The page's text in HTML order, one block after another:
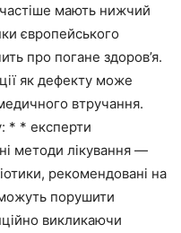
мають нижчий
європейського
про погане здоров’я.
як дефекту може
втручання.
* * експерти
методи лікування —
рекомендовані на
можуть порушити
викликаючи